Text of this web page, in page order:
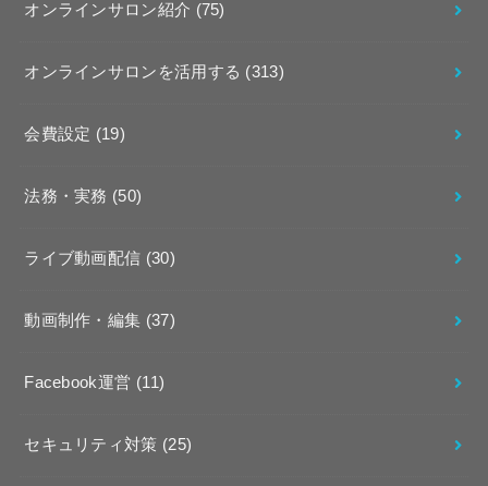
オンラインサロン紹介 (75)
オンラインサロンを活用する (313)
会費設定 (19)
法務・実務 (50)
ライブ動画配信 (30)
動画制作・編集 (37)
Facebook運営 (11)
セキュリティ対策 (25)